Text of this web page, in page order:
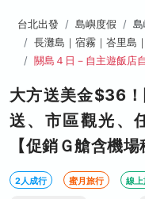
台北出發 島嶼度假
長灘島｜宿霧｜峇里島
關島４日－自主遊飯店
大方送美金$36
送、市區觀光、
【促銷Ｇ艙含機場
2人成行 蜜月旅行 線